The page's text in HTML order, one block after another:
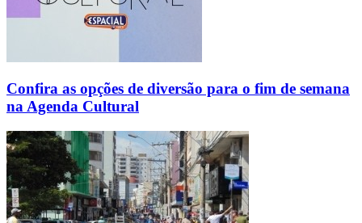
Confira as opções de diversão para o fim de semana
na Agenda Cultural